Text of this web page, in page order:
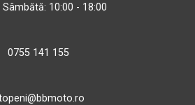
Sâmbătă: 10:00 - 18:00
0755 141 155